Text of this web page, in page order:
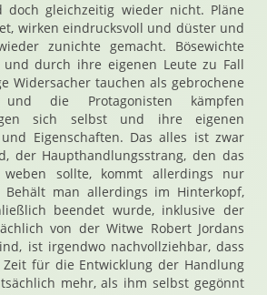
doch gleichzeitig wieder nicht. Pläne
wirken eindrucksvoll und düster und
zunichte gemacht. Bösewichte
durch ihre eigenen Leute zu Fall
Widersacher tauchen als gebrochene
die Protagonisten kämpfen
sich selbst und ihre eigenen
Eigenschaften. Das alles ist zwar
der Haupthandlungsstrang, den das
sollte, kommt allerdings nur
Behält man allerdings im Hinterkopf,
beendet wurde, inklusive der
von der Witwe Robert Jordans
ist irgendwo nachvollziehbar, dass
für die Entwicklung der Handlung
mehr, als ihm selbst gegönnt